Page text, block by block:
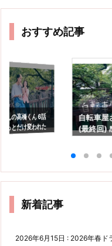
おすすめ記事
んの高橋くん 6話
っとだけ変われた
れる
自転車屋
(最終回)
新着記事
2026年6月15日 : 2026年春ド